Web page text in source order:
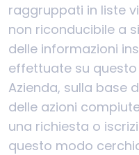
raggruppati in liste
non riconducibile a
delle informazioni
effettuate su
Azienda, sulla base
delle azioni
una richiesta o
questo modo